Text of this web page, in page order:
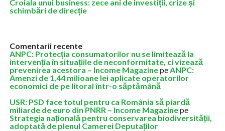
Croiala unui business: zece ani de investiții, crize și
schimbări de direcție
Comentarii recente
ANPC: Protecția consumatorilor nu se limitează la
intervenția în situațiile de neconformitate, ci vizează
prevenirea acestora – Income MagazinepeANPC:
Amenzi de 1,44 milioane lei aplicate operatorilor
economici de pe litoral într-o săptămână
USR: PSD face totul pentru ca România să piardă
miliarde de euro din PNRR – Income Magazinepe
Strategia națională pentru conservarea biodiversității,
adoptată de plenul Camerei Deputaților